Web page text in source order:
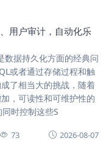
用户审计，自动化乐
数据持久化方面的经典问
或者通过存储过程和触
了相当大的挑战，随着
，可读性和可维护性的
时控制这些S
73 2026-08-07